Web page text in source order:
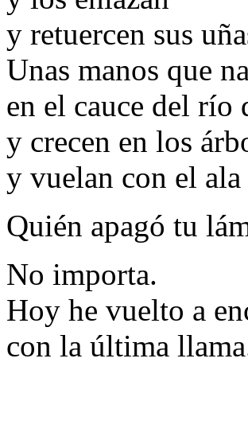
y retuercen sus
Unas manos que
en el cauce del río
y crecen en los
y vuelan con el
Quién apagó tu
No importa.
Hoy he vuelto a
con la última